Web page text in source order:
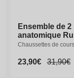
Ensemble de
anatomique
Chaussettes de
Prix
23,90€
Prix
31,90€
Ensemble de
anatomique
Chaussettes de
Prix
23,90€
Prix
31,90€